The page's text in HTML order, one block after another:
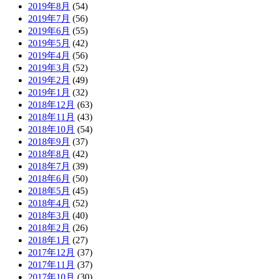
2019年8月 (54)
2019年7月 (56)
2019年6月 (55)
2019年5月 (42)
2019年4月 (56)
2019年3月 (52)
2019年2月 (49)
2019年1月 (32)
2018年12月 (63)
2018年11月 (43)
2018年10月 (54)
2018年9月 (37)
2018年8月 (42)
2018年7月 (39)
2018年6月 (50)
2018年5月 (45)
2018年4月 (52)
2018年3月 (40)
2018年2月 (26)
2018年1月 (27)
2017年12月 (37)
2017年11月 (37)